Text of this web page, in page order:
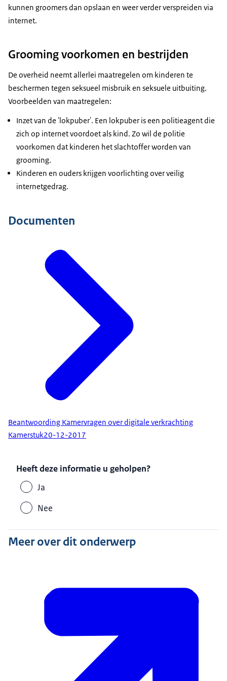
kunnen groomers dan opslaan en weer verder verspreiden via
internet.
Grooming voorkomen en bestrijden
De overheid neemt allerlei maatregelen om kinderen te
beschermen tegen seksueel misbruik en seksuele uitbuiting.
Voorbeelden van maatregelen:
Inzet van de 'lokpuber'. Een lokpuber is een politieagent die
zich op internet voordoet als kind. Zo wil de politie
voorkomen dat kinderen het slachtoffer worden van
grooming.
Kinderen en ouders krijgen voorlichting over veilig
internetgedrag.
Documenten
Beantwoording Kamervragen over digitale verkrachting
Kamerstuk20-12-2017
Heeft deze informatie u geholpen?
Ja
Nee
Meer over dit onderwerp